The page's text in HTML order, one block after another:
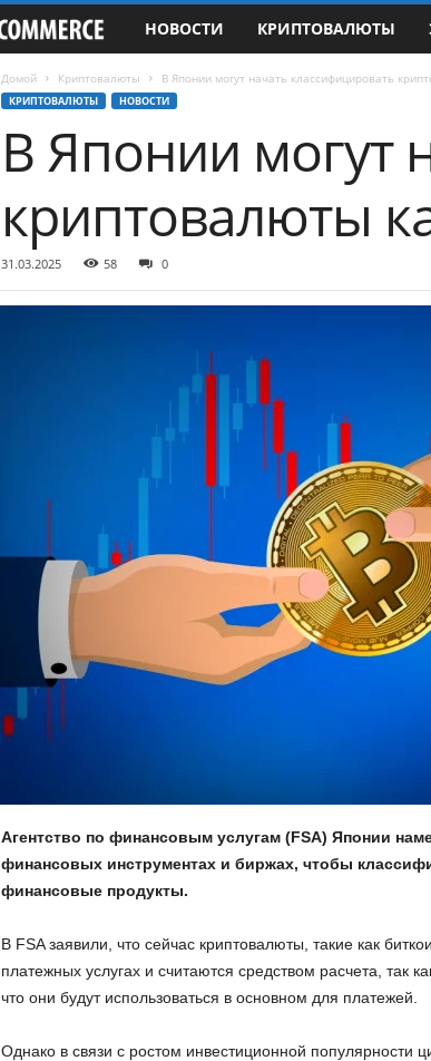
-
o
c
m
НОВОСТИ КРИПТОВАЛЮТЫ
Домой Криптовалюты В Японии могут начать классифицировать
КРИПТОВАЛЮТЫ НОВОСТИ
В Японии могут
криптовалюты
31.03.2025 58 0
Агентство по финансовым услугам (FSA) Японии
финансовых инструментах и биржах, чтобы
финансовые продукты.
В FSA заявили, что сейчас криптовалюты, такие как
платежных услугах и считаются средством расчета, так
что они будут использоваться в основном для платежей.
Однако в связи с ростом инвестиционной популярности